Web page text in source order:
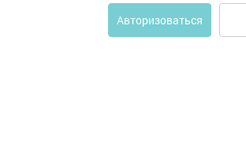
Авторизоваться